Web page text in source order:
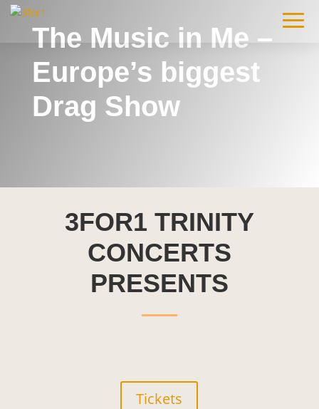
The Music in Me –
Europe’s biggest
Drag Show
3FOR1 TRINITY
CONCERTS
PRESENTS
Tickets